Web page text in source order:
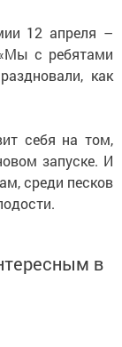
12 апреля –
с ребятами
как
себя на том,
запуске. И
среди песков
в